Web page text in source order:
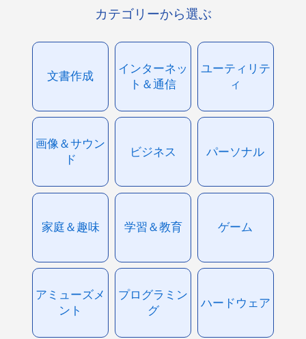
カテゴリーから選ぶ
文書作成
インターネッ
ト＆通信
ユーティリテ
ィ
画像＆サウン
ド
ビジネス パーソナル
家庭＆趣味 学習＆教育 ゲーム
アミューズメ
ント
プログラミン
グ
ハードウェア